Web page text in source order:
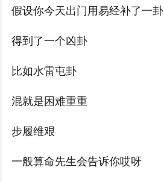
假设你今天出门用易经补了一卦
得到了一个凶卦
比如水雷屯卦
混就是困难重重
步履维艰
一般算命先生会告诉你哎呀